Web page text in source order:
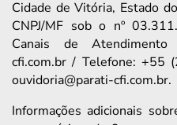
Cidade de Vitória, Estado
CNPJ/MF sob o nº
Canais de
cfi.com.br / Telefone: +55
ouvidoria@parati-cfi.com.br.
Informações adicionais